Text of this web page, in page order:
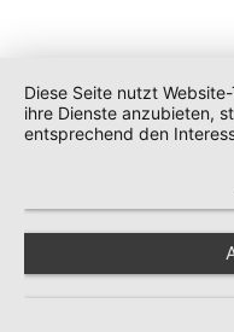
Diese Seite nutzt
ihre Dienste anzubieten,
entsprechend den